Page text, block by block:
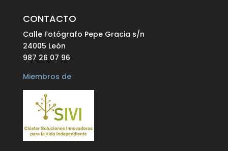
CONTACTO
Calle Fotógrafo Pepe Gracia s/n
24005 León
987 26 07 96
Miembros de